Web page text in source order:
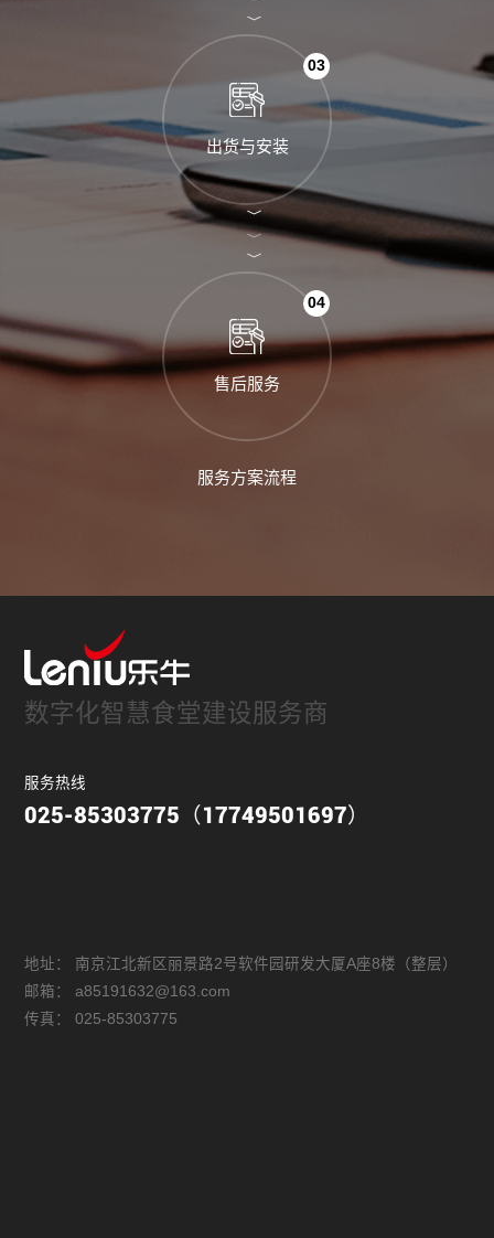
03
出货与安装
04
售后服务
服务方案流程
数字化智慧食堂建设服务商
服务热线
025-85303775（17749501697）
地址：
南京江北新区丽景路2号软件园研发大厦A座8楼（整层）
邮箱：
a85191632@163.com
传真：
025-85303775